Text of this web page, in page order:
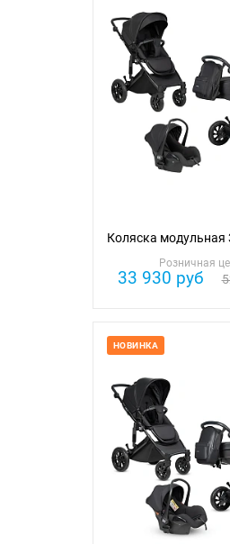
Коляска модульная
Розничная
33 930 руб
НОВИНКА